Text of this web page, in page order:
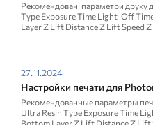
Рекомендовані параметри друку
Type Exposure Time Light-Off
Layer Z Lift Distance Z Lift Speed
Настройки печати для
27.11.2024
Рекомендованные параметры
Ultra Resin Type Exposure Time
Bottom Layer Z Lift Distance Z Lift